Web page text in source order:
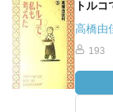
トル
高橋由
193